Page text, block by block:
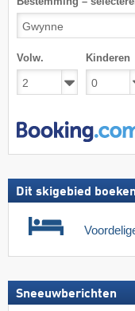
Volw. Kinderen
Dit skigebied
Sneeuwberichten